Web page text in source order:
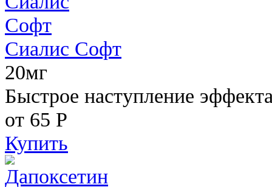
Сиалис Софт
20мг
Быстрое наступление
от 65 Р
Купить